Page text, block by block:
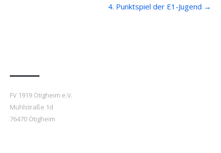
4. Punktspiel der E1-Jugend →
FV 1919 Ötigheim e.V.
Mühlstraße 1d
76470 Ötigheim